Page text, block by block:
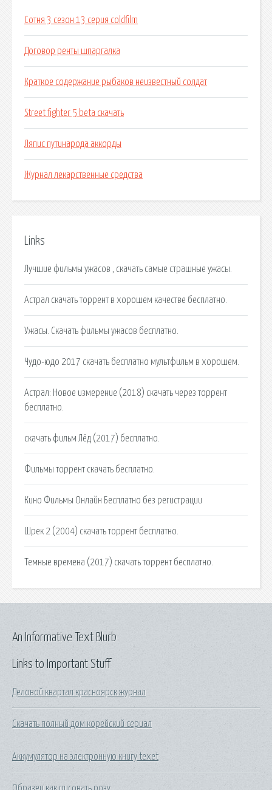
Сотня 3 сезон 13 серия coldfilm
Договор ренты шпаргалка
Краткое содержание рыбаков неизвестный солдат
Street fighter 5 beta скачать
Ляпис путинарода аккорды
Журнал лекарственные средства
Links
Лучшие фильмы ужасов , скачать самые страшные ужасы.
Астрал скачать торрент в хорошем качестве бесплатно.
Ужасы. Скачать фильмы ужасов бесплатно.
Чудо-юдо 2017 скачать бесплатно мультфильм в хорошем.
Астрал: Новое измерение (2018) скачать через торрент
бесплатно.
скачать фильм Лёд (2017) бесплатно.
Фильмы торрент скачать бесплатно.
Кино Фильмы Онлайн Бесплатно без регистрации
Шрек 2 (2004) скачать торрент бесплатно.
Темные времена (2017) скачать торрент бесплатно.
Links to Important Stuff
Деловой квартал красноярск журнал
Скачать полный дом корейский сериал
Аккумулятор на электронную книгу texet
Образец как рисовать розу
An Informative Text Blurb